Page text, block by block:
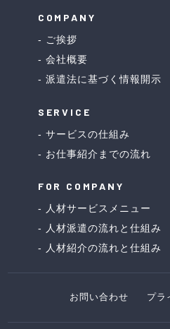
COMPANY
ご挨拶
会社概要
派遣法に基づく情報開示
SERVICE
サービスの仕組み
お仕事紹介までの流れ
FOR COMPANY
人材サービスメニュー
人材派遣の流れと仕組み
人材紹介の流れと仕組み
お問い合わせ プラ